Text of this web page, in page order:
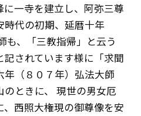
一寺を建立し、阿弥三尊
時代の初期、延暦十年
も、「三教指帰」と云う
されています様に「求聞
（８０７年）弘法大師
ときに、 現世の男女厄
西照大権現の御尊像を安